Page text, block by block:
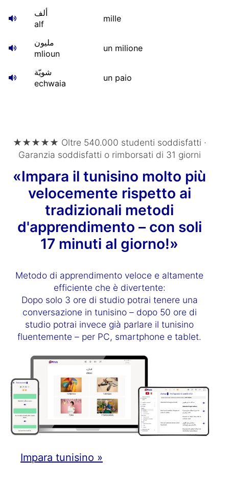
ألف
alf
mille
مليون
mlioun
un milione
شويّة
echwaia
un paio
★★★★★ Oltre 540.000 studenti soddisfatti ·
Garanzia soddisfatti o rimborsati di 31 giorni
«Impara il tunisino molto più
velocemente rispetto ai
tradizionali metodi
d'apprendimento – con soli
17 minuti al giorno!»
Metodo di apprendimento veloce e altamente
efficiente che è divertente:
Dopo solo 3 ore di studio potrai tenere una
conversazione in tunisino – dopo 50 ore di
studio potrai invece già parlare il tunisino
fluentemente – per PC, smartphone e tablet.
Impara tunisino »